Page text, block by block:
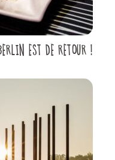
EST DE RETOUR !